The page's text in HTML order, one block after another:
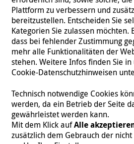
Folgen Sie uns
Impressum | Datenschutz | Kontakt
© 2026 Malteser International
Plattform zu verbessern und
bereitzustellen. Entscheiden Sie
Kategorien Sie zulassen möchten.
dass bei fehlender Zustimmung
mehr alle Funktionalitäten der
stehen. Weitere Infos finden Sie
Cookie-Datenschutzhinweisen
Technisch notwendige Cookies
werden, da ein Betrieb der Seite
gewährleistet werden kann.
Mit dem Klick aufAlle
zusätzlich dem Gebrauch der